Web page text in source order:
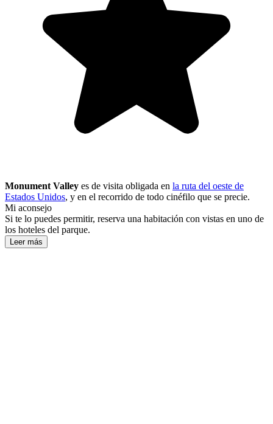
Monument Valley es de visita obligada en la ruta del oeste de
Estados Unidos, y en el recorrido de todo cinéfilo que se precie.
Mi aconsejo
Si te lo puedes permitir, reserva una habitación con vistas en uno de
los hoteles del parque.
Leer más